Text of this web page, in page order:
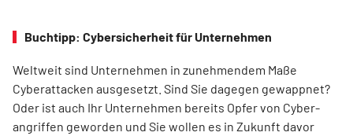
Buchtipp: Cybersicherheit für Unternehmen
Weltweit sind Unternehmen in zunehmendem Maße
Cyberattacken ausgesetzt. Sind Sie dagegen gewappnet?
Oder ist auch Ihr Unternehmen bereits Opfer von Cyber-
angriffen geworden und Sie wollen es in Zukunft davor